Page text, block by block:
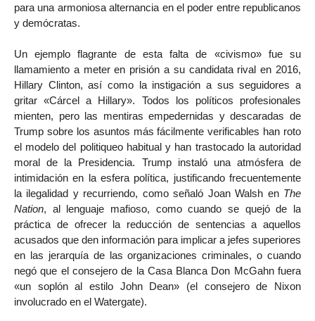
para una armoniosa alternancia en el poder entre republicanos
y demócratas.
Un ejemplo flagrante de esta falta de «civismo» fue su
llamamiento a meter en prisión a su candidata rival en 2016,
Hillary Clinton, así como la instigación a sus seguidores a
gritar «Cárcel a Hillary». Todos los políticos profesionales
mienten, pero las mentiras empedernidas y descaradas de
Trump sobre los asuntos más fácilmente verificables han roto
el modelo del politiqueo habitual y han trastocado la autoridad
moral de la Presidencia. Trump instaló una atmósfera de
intimidación en la esfera política, justificando frecuentemente
la ilegalidad y recurriendo, como señaló Joan Walsh en The
Nation, al lenguaje mafioso, como cuando se quejó de la
práctica de ofrecer la reducción de sentencias a aquellos
acusados que den información para implicar a jefes superiores
en las jerarquía de las organizaciones criminales, o cuando
negó que el consejero de la Casa Blanca Don McGahn fuera
«un soplón al estilo John Dean» (el consejero de Nixon
involucrado en el Watergate).